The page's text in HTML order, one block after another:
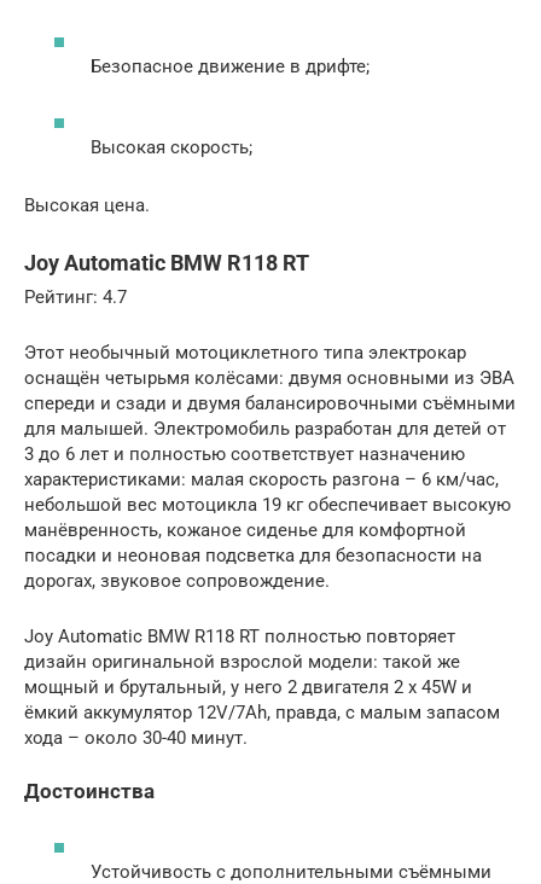
Безопасное движение в дрифте;
Высокая скорость;
Высокая цена.
Joy Automatic BMW R118 RT
Рейтинг: 4.7
Этот необычный мотоциклетного типа электрокар
оснащён четырьмя колёсами: двумя основными из ЭВА
спереди и сзади и двумя балансировочными съёмными
для малышей. Электромобиль разработан для детей от
3 до 6 лет и полностью соответствует назначению
характеристиками: малая скорость разгона – 6 км/час,
небольшой вес мотоцикла 19 кг обеспечивает высокую
манёвренность, кожаное сиденье для комфортной
посадки и неоновая подсветка для безопасности на
дорогах, звуковое сопровождение.
Joy Automatic BMW R118 RT полностью повторяет
дизайн оригинальной взрослой модели: такой же
мощный и брутальный, у него 2 двигателя 2 х 45W и
ёмкий аккумулятор 12V/7Ah, правда, с малым запасом
хода – около 30-40 минут.
Достоинства
Устойчивость с дополнительными съёмными